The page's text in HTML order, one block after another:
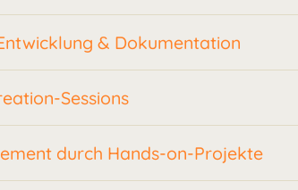
& Dokumentation
Sessions
durch Hands-on-Projekte